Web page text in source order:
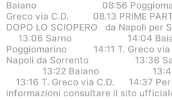
Baiano 08:56
Greco via C.D. 08.13 PRIME
DOPO LO SCIOPERO da Napoli
13:06 Sarno 14:04
Poggiomarino 14:11 T. Greco
Napoli da Sorrento 13:36
13:22 Baiano 13:44
13:16 T. Greco via C.D. 14:37 Per
informazioni consultare il sito